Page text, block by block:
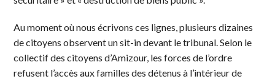
Au moment où nous écrivons ces lignes, plusieurs dizaines
de citoyens observent un sit-in devant le tribunal. Selon le
collectif des citoyens d’Amizour, les forces de l’ordre
refusent l’accès aux familles des détenus à l’intérieur de